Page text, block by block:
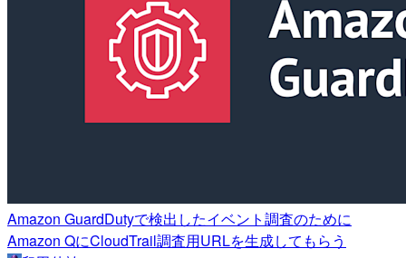
Amazon GuardDutyで検出したイベント調査のために
Amazon QにCloudTrail調査用URLを生成してもらう